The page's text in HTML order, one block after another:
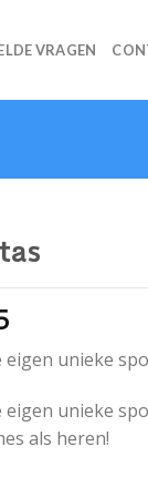
VRAGEN
eigen unieke
eigen unieke
als heren!